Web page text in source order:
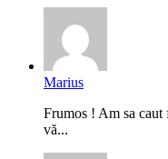
Marius
Frumos ! Am sa
vă...